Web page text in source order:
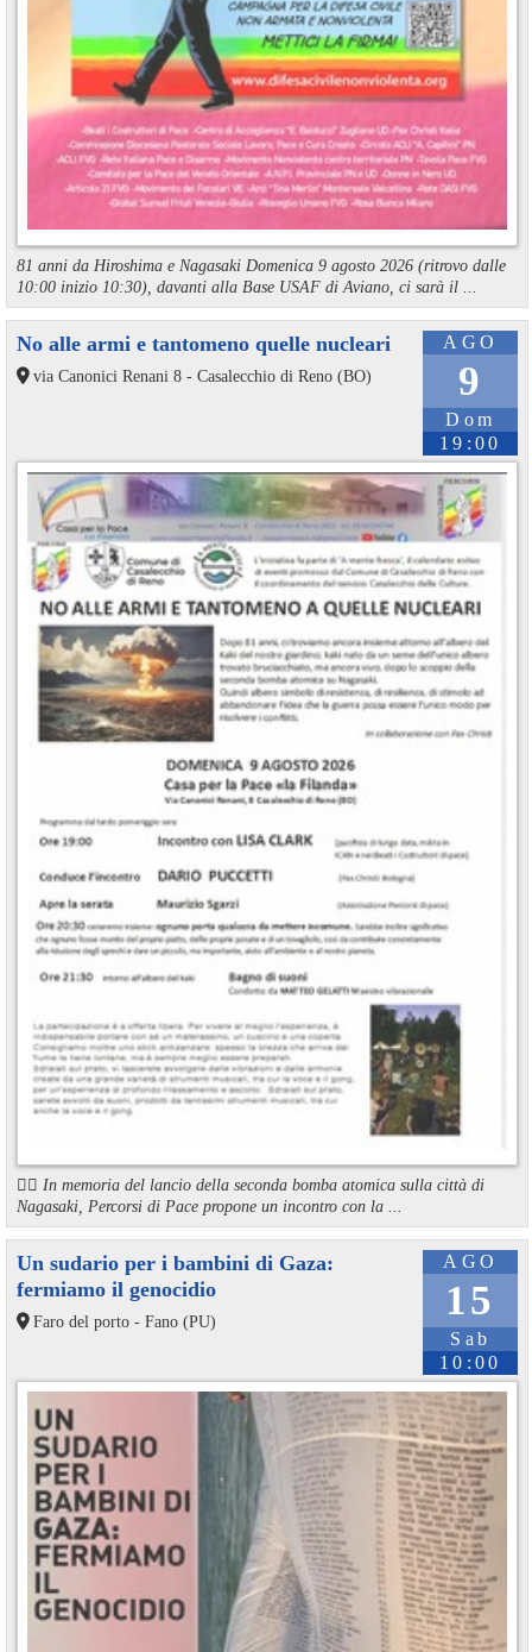
81 anni da Hiroshima e Nagasaki Domenica 9 agosto 2026 (ritrovo dalle
10:00 inizio 10:30), davanti alla Base USAF di Aviano, ci sarà il ...
AGO
9
Dom
19:00
No alle armi e tantomeno quelle nucleari
via Canonici Renani 8 - Casalecchio di Reno (BO)
🏳️‍🌈 In memoria del lancio della seconda bomba atomica sulla città di
Nagasaki, Percorsi di Pace propone un incontro con la ...
AGO
15
Sab
10:00
Un sudario per i bambini di Gaza:
fermiamo il genocidio
Faro del porto - Fano (PU)